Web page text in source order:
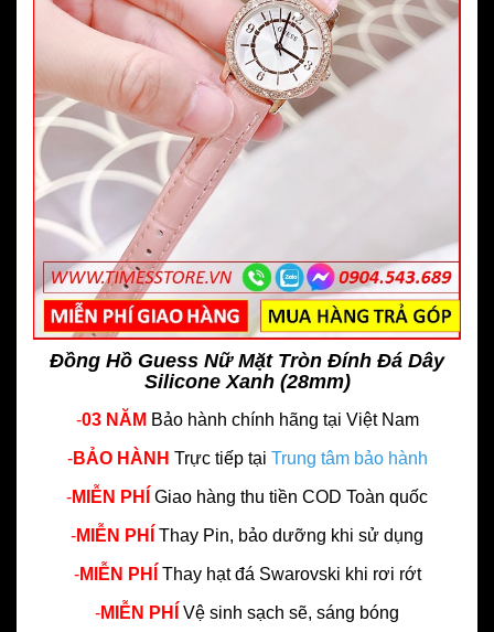
Đồng Hồ Guess Nữ Mặt Tròn Đính Đá Dây
Silicone Xanh (28mm)
-03 NĂM Bảo hành chính hãng tại Việt Nam
-BẢO HÀNH Trực tiếp tại Trung tâm bảo hành
-MIỄN PHÍ Giao hàng thu tiền COD Toàn quốc
-MIỄN PHÍ Thay Pin, bảo dưỡng khi sử dụng
-MIỄN PHÍ Thay hạt đá Swarovski khi rơi rớt
-MIỄN PHÍ Vệ sinh sạch sẽ, sáng bóng